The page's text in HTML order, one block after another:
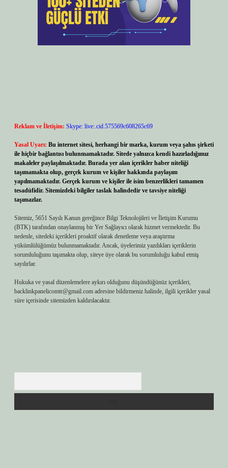
Reklam ve İletişim: Skype: live:.cid.575569c608265c69
Yasal Uyarı: Bu internet sitesi, herhangi bir marka, kurum veya şahıs şirketi
ile hiçbir bağlantısı bulunmamaktadır. Sitede yalnızca kendi hazırladığımız
makaleler paylaşılmaktadır. Burada yer alan içerikler haber niteliği
taşımamakta olup, gerçek kurum ve kişiler hakkında paylaşım
yapılmamaktadır. Gerçek kurum ve kişiler ile isim benzerlikleri tamamen
tesadüfidir. Sitemizdeki bilgiler taslak halindedir ve tavsiye niteliği
taşımazlar.
Sitemiz, 5651 Sayılı Kanun gereğince Bilgi Teknolojileri ve İletişim Kurumu
(BTK) tarafından onaylanmış bir Yer Sağlayıcı olarak hizmet vermektedir. Bu
nedenle, sitedeki içerikleri proaktif olarak denetleme veya araştırma
yükümlülüğümüz bulunmamaktadır. Ancak, üyelerimiz yazdıkları içeriklerin
sorumluluğunu taşımakta olup, siteye üye olarak bu sorumluluğu kabul etmiş
sayılırlar.
Hukuka ve yasal düzenlemelere aykırı olduğunu düşündüğünüz içerikleri,
backlinkpanelicomtr@gmail.com adresine bildirmeniz halinde, ilgili içerikler yasal
süre içerisinde sitemizden kaldırılacaktır.